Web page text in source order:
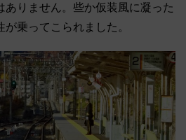
ありません。些か仮装風に凝った
乗ってこられました。